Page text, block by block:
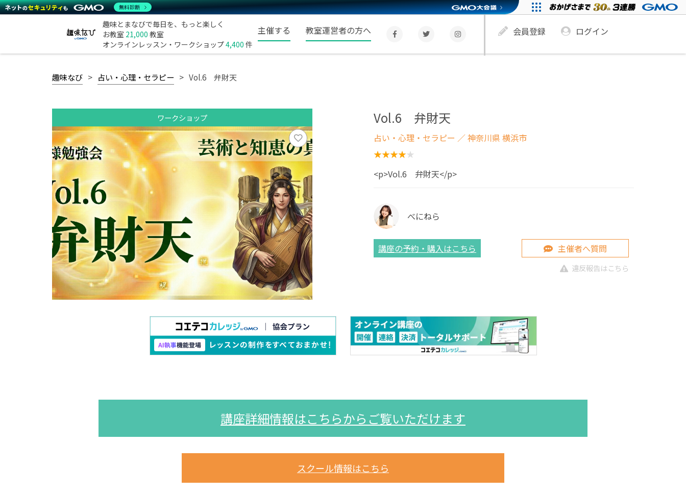
趣味とまなびで毎日を、もっと楽しく
お教室 21,000 教室
オンラインレッスン・ワークショップ4,400 件
主催する 教室運営者の方へ 会員登録 ログイン
趣味なび 占い・心理・セラピー Vol.6 弁財天
ワークショップ Vol.6 弁財天
占い・心理・セラピー ／ 神奈川県 横浜市
<p>Vol.6 弁財天</p>
べにねら
講座の予約・購入はこちら 主催者へ質問
違反報告はこちら
講座詳細情報はこちらからご覧いただけます
スクール情報はこちら
無料診断